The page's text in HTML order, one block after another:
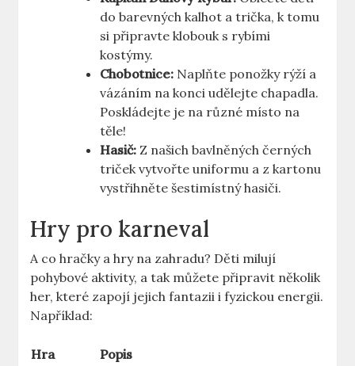
do ‌barevných kalhot ⁢a trička, k tomu
si připravte klobouk s rybími
kostýmy.
Chobotnice: Naplňte ponožky rýží a⁣
vázáním na konci udělejte chapadla.
Poskládejte je na různé místo na
těle!
Hasič: Z našich bavlněných černých
triček vytvořte ‍uniformu a z kartonu
⁢vystřihněte šestimístný hasiči.
Hry pro​ karneval
A co hračky a⁤ hry na‌ zahradu? Děti milují
pohybové aktivity, a tak můžete připravit několik
her, které zapojí jejich fantazii i fyzickou energii.
Například:
Hra
Popis